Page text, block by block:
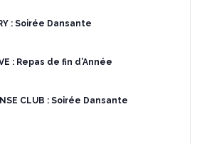
: Soirée Dansante
: Repas de fin d’Année
CLUB : Soirée Dansante